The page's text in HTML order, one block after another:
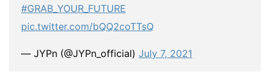
#GRAB_YOUR_FUTURE
pic.twitter.com/bQQ2coTTsQ
— JYPn (@JYPn_official) July 7, 2021